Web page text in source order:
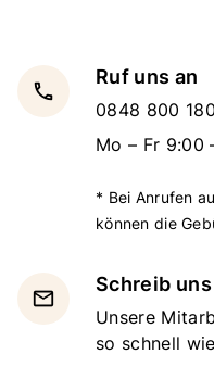
local_phone
Ruf uns an
0848 800 180
Mo – Fr 9:00
* Bei Anrufen
können die
email
Schreib uns
Unsere
so schnell